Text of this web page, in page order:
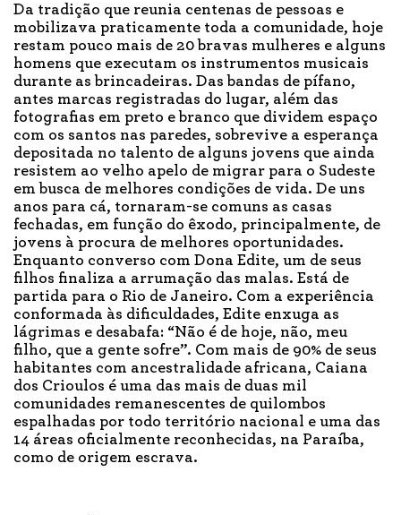
Da tradição que reunia centenas de pessoas e
mobilizava praticamente toda a comunidade, hoje
restam pouco mais de 20 bravas mulheres e alguns
homens que executam os instrumentos musicais
durante as brincadeiras. Das bandas de pífano,
antes marcas registradas do lugar, além das
fotografias em preto e branco que dividem espaço
com os santos nas paredes, sobrevive a esperança
depositada no talento de alguns jovens que ainda
resistem ao velho apelo de migrar para o Sudeste
em busca de melhores condições de vida. De uns
anos para cá, tornaram-se comuns as casas
fechadas, em função do êxodo, principalmente, de
jovens à procura de melhores oportunidades.
Enquanto converso com Dona Edite, um de seus
filhos finaliza a arrumação das malas. Está de
partida para o Rio de Janeiro. Com a experiência
conformada às dificuldades, Edite enxuga as
lágrimas e desabafa: “Não é de hoje, não, meu
filho, que a gente sofre”. Com mais de 90% de seus
habitantes com ancestralidade africana, Caiana
dos Crioulos é uma das mais de duas mil
comunidades remanescentes de quilombos
espalhadas por todo território nacional e uma das
14 áreas oficialmente reconhecidas, na Paraíba,
como de origem escrava.